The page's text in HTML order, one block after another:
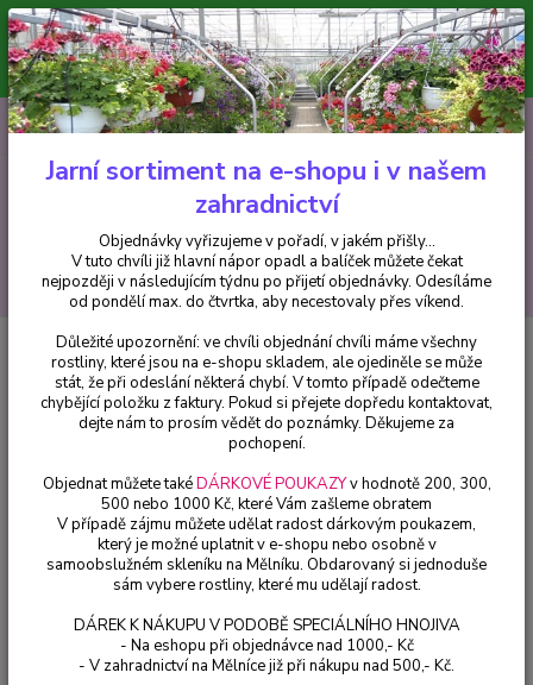
Minimální hodnota pro odeslání z e-shopu je 300 Kč.
V tuto chvíli již hlavní nápor objednávek opadl a balíček můžete čekat
nejpozději v následujícím týdnu po přijetí objednávky. Objednávky
vyřizujeme v pořadí, v jakém přišly...
CZK
Hledat
+420 602 223 614 0ks
za0 Kč
Balkónové rostliny Diascia oranžová - cena na prodejně
Diascia oranžová - cena na
prodejně
Jarní sortiment na e-shopu i v našem
zahradnictví
Objednávky vyřizujeme v pořadí, v jakém přišly...
V tuto chvíli již hlavní nápor opadl a balíček můžete čekat
nejpozději v následujícím týdnu po přijetí objednávky. Odesíláme
od pondělí max. do čtvrtka, aby necestovaly přes víkend.
Důležité upozornění: ve chvíli objednání chvíli máme všechny
rostliny, které jsou na e-shopu skladem, ale ojediněle se může
stát, že při odeslání některá chybí. V tomto případě odečteme
chybějící položku z faktury. Pokud si přejete dopředu kontaktovat,
dejte nám to prosím vědět do poznámky. Děkujeme za
pochopení.
Objednat můžete takéDÁRKOVÉ POUKAZYv hodnotě 200, 300,
500 nebo 1000 Kč, které Vám zašleme obratem
V případě zájmu můžete udělat radost dárkovým poukazem,
který je možné uplatnit v e-shopu nebo osobně v
samoobslužném skleníku na Mělníku. Obdarovaný si jednoduše
sám vybere rostliny, které mu udělají radost.
DÁREK K NÁKUPU V PODOBĚ SPECIÁLNÍHO HNOJIVA
- Na eshopu při objednávce nad 1000,- Kč
- V zahradnictví na Mělníce již při nákupu nad 500,- Kč.